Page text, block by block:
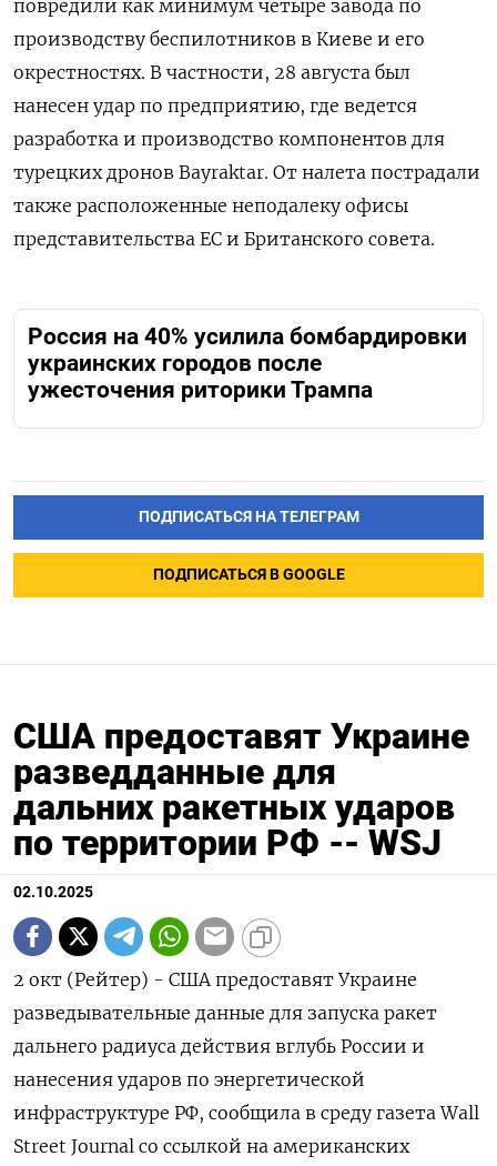
повредили как минимум четыре завода по
производству беспилотников в Киеве и его
окрестностях. В частности, 28 августа был
нанесен удар по предприятию, где ведется
разработка и производство компонентов для
турецких дронов Bayraktar. От налета пострадали
также расположенные неподалеку офисы
представительства ЕС и Британского совета.
Россия на 40% усилила бомбардировки
украинских городов после
ужесточения риторики Трампа
ПОДПИСАТЬСЯ НА ТЕЛЕГРАМ
ПОДПИСАТЬСЯ В GOOGLE
США предоставят Украине
разведданные для
дальних ракетных ударов
по территории РФ -- WSJ
02.10.2025
2 окт (Рейтер) - США предоставят Украине
разведывательные данные для запуска ракет
дальнего радиуса действия вглубь России и
нанесения ударов по энергетической
инфраструктуре РФ, сообщила в среду газета Wall
Street Journal со ссылкой на американских